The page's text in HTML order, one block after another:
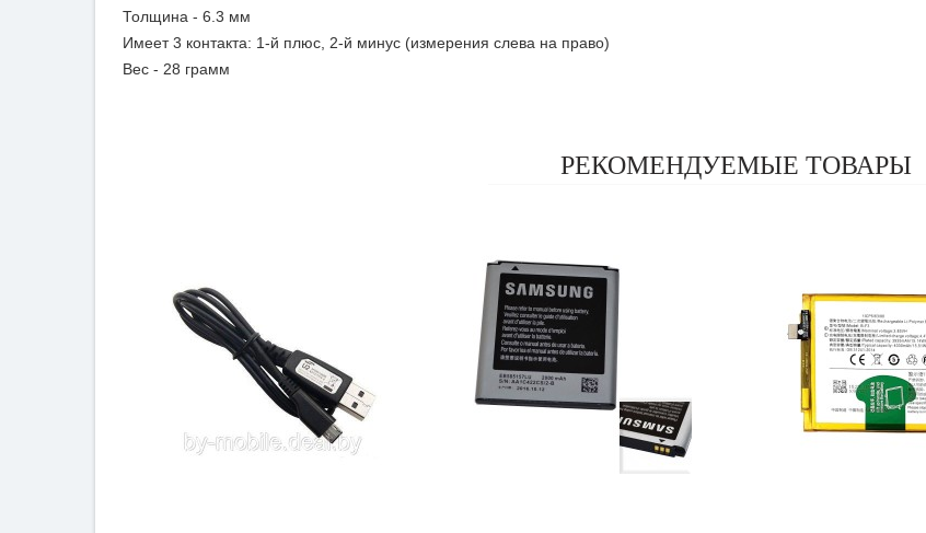
Толщина - 6.3 мм
Имеет 3 контакта: 1-й плюс, 2-й минус (измерения слева на право)
Вес - 28 грамм
РЕКОМЕНДУЕМЫЕ ТОВАРЫ